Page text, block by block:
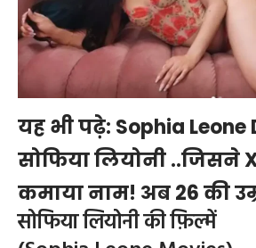
यह भी पढ़े: Sophia Leone
सोफिया लियोनी ..जिसने X
कमाया नाम! अब 26 की
सोफिया लियोनी की फ़िल्में